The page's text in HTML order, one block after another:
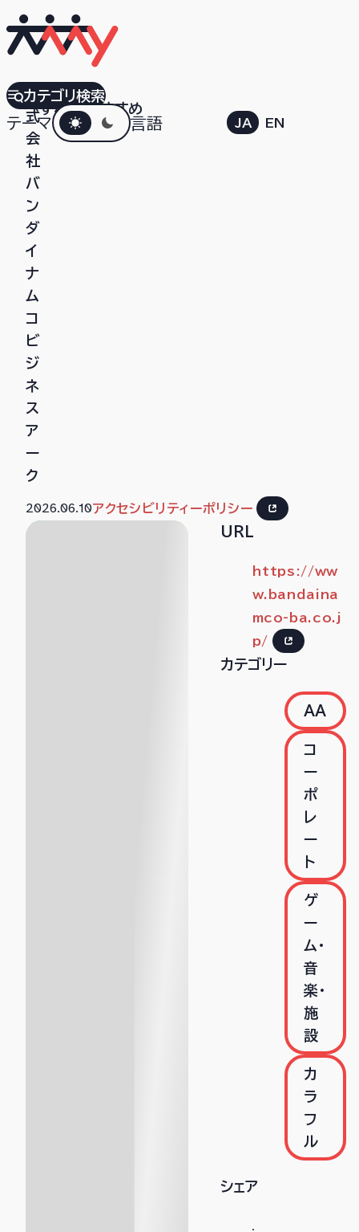
すべておすすめ
テーマダークモード言語 JA EN
カテゴリ検索
株
式
会
社
バ
ン
ダ
イ
ナ
ム
コ
ビ
ジ
ネ
ス
ア
ー
ク
2026.06.10アクセシビリティーポリシー
URL
https://ww
w.bandaina
mco-ba.co.j
p/
カテゴリー
AA
コ
ー
ポ
レ
ー
ト
ゲ
ー
ム・
音
楽・
施
設
カ
ラ
フ
ル
シェア